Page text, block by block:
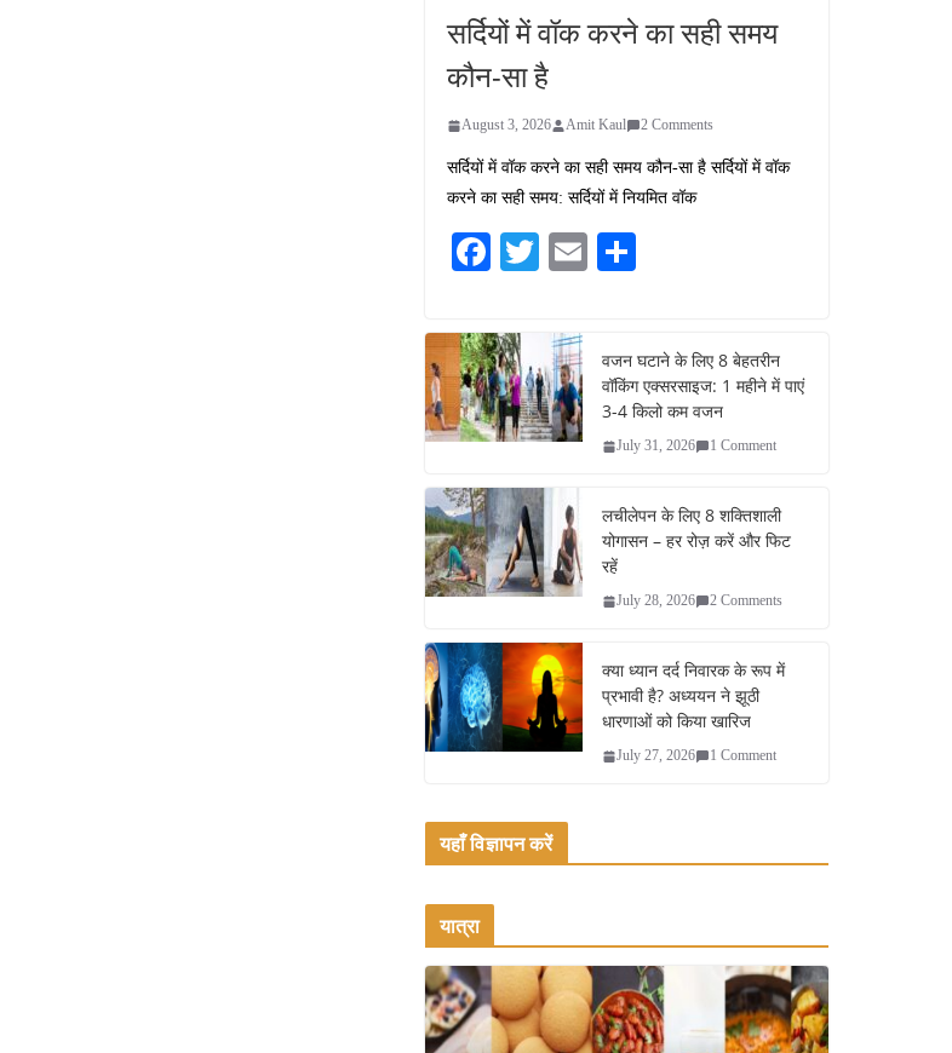
16 ज़रूरी कीबोर्ड शॉर्टकट्स
जो आपकी उत्पादकता को
दोगुना कर देंगे
सर्दियों में वॉक करने का सही समय
कौन-सा है
August 3, 2026 Amit Kaul 2 Comments
सर्दियों में वॉक करने का सही समय कौन-सा है सर्दियों में वॉक
करने का सही समय: सर्दियों में नियमित वॉक
Fa
bo
ok
T
tte
r
E
वजन घटाने के लिए 8 बेहतरीन
वॉकिंग एक्सरसाइज: 1 महीने में पाएं
3-4 किलो कम वजन
July 31, 2026 1 Comment
लचीलेपन के लिए 8 शक्तिशाली
योगासन – हर रोज़ करें और फिट
रहें
July 28, 2026 2 Comments
क्या ध्यान दर्द निवारक के रूप में
प्रभावी है? अध्ययन ने झूठी
धारणाओं को किया खारिज
July 27, 2026 1 Comment
यहाँ विज्ञापन करें
यात्रा